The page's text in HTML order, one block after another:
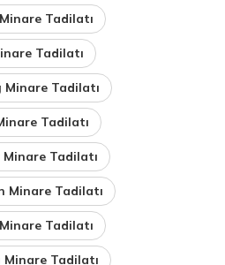
Tadilatı
Tadilatı
Tadilatı
Tadilatı
Tadilatı
Minare Tadilatı
Tadilatı
Minare Tadilatı